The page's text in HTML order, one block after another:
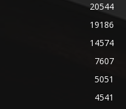
20544
19186
14574
7607
5051
4541